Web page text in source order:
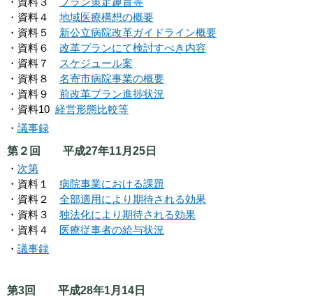
・資料４ 地域医療構想の概要
・資料５ 新公立病院改革ガイドライン概要
・資料６ 改革プランにて検討すべき内容
・資料７
スケジュール案
・資料８ 名寄市病院事業の概要
・資料９ 前改革プラン進捗状況
・資料10 経営形態比較等
・ 議事録
第２回 平成27年11月25日
・ 次第
・資料１ 病院事業における課題
・資料２ 全部適用により期待される効果
・資料３ 独法化により期待される効果
・資料４ 医療従事者の給与状況
・ 議事録
第3回 平成28年1月14日